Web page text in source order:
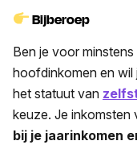
Bijberoep
Ben je voor
hoofdinkomen en wil
het statuut van
keuze. Je inkomsten
bij je jaarinkomen